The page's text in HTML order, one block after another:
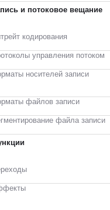
и потоковое вещание
кодирования
управления потоком
носителей записи
файлов записи
файла записи